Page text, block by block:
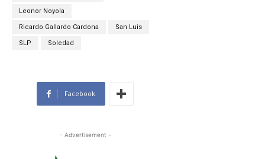
Leonor Noyola
Ricardo Gallardo Cardona San Luis
SLP Soledad
Facebook
- Advertisement -